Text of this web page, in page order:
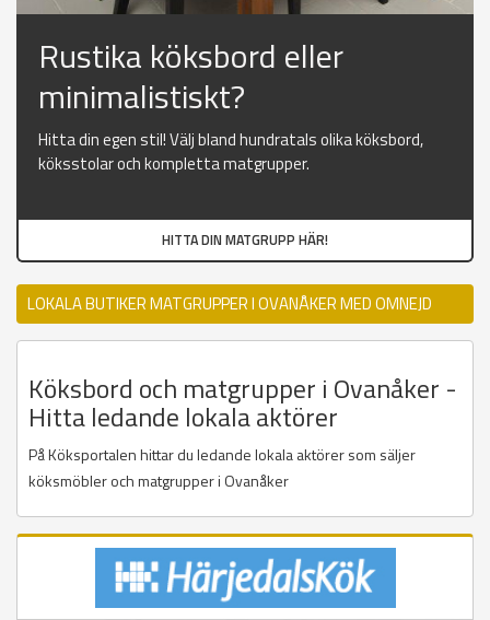
Rustika köksbord eller
minimalistiskt?
Hitta din egen stil! Välj bland hundratals olika köksbord,
köksstolar och kompletta matgrupper.
HITTA DIN MATGRUPP HÄR!
LOKALA BUTIKER MATGRUPPER I OVANÅKER MED OMNEJD
Köksbord och matgrupper i Ovanåker -
Hitta ledande lokala aktörer
På Köksportalen hittar du ledande lokala aktörer som säljer
köksmöbler och matgrupper i Ovanåker